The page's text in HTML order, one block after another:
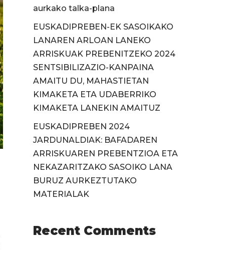
aurkako talka-plana
EUSKADIPREBEN-EK SASOIKAKO
LANAREN ARLOAN LANEKO
ARRISKUAK PREBENITZEKO 2024
SENTSIBILIZAZIO-KANPAINA
AMAITU DU, MAHASTIETAN
KIMAKETA ETA UDABERRIKO
KIMAKETA LANEKIN AMAITUZ
EUSKADIPREBEN 2024
JARDUNALDIAK: BAFADAREN
ARRISKUAREN PREBENTZIOA ETA
NEKAZARITZAKO SASOIKO LANA
BURUZ AURKEZTUTAKO
MATERIALAK
Recent Comments